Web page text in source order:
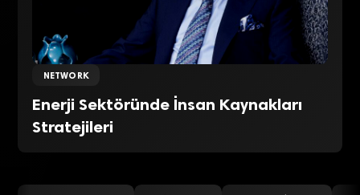
NETWORK
Enerji Sektöründe İnsan Kaynakları
Stratejileri